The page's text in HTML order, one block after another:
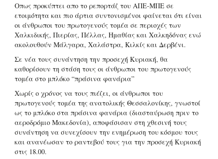
Οπως προκύπτει απο το ρεπορτάζ του ΑΠΕ-ΜΠΕ σε
ετοιμότητα και πιο άρτια συντονισμένοι φαίνεται ότι είναι
οι άνθρωποι του πρωτογενούς τομέα σε περιοχές των
Χαλκιδικής, Πιερίας, Πέλλας, Ημαθίας και Χαλκηδόνας ενώ
ακολουθούν Μάλγαρα, Χαλάστρα, Κιλκίς και Δερβένι.
Σε νέα τους συνάντηση την προσεχή Κυριακή, θα
καθορίσουν τη στάση τους οι άνθρωποι του πρωτογενούς
τομέα στο μπλόκο “πράσινα φανάρια”
Χωρίς ο χρόνος να τους πιέζει, οι άνθρωποι του
πρωτογενούς τομέα της ανατολικής Θεσσαλονίκης, γνωστοί
ως το μπλόκο στα πράσινα φανάρια (διασταύρωση πριν το
αεροδρόμιο Μακεδονία), αποφάσισαν στη χθεσινή τους
συνάντηση να συνεχίσουν την ενημέρωση του κόσμου τους
και ανανέωσαν το ραντεβού τους για την προσεχή Κυριακή
στις 18.00.